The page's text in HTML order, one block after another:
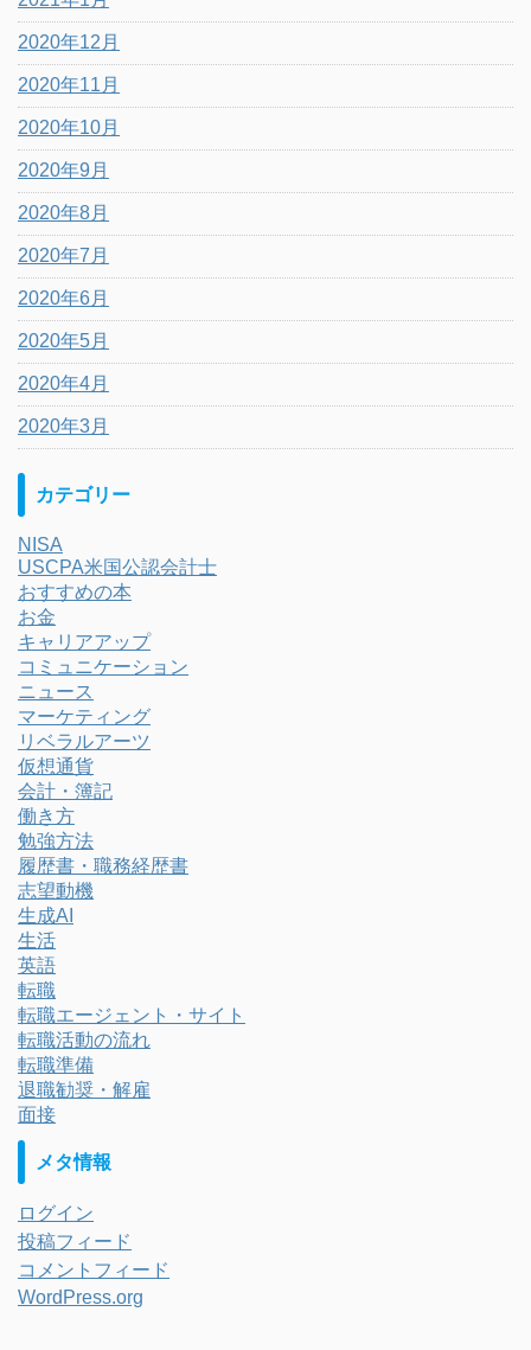
2020年12月
2020年11月
2020年10月
2020年9月
2020年8月
2020年7月
2020年6月
2020年5月
2020年4月
2020年3月
カテゴリー
NISA
USCPA米国公認会計士
おすすめの本
お金
キャリアアップ
コミュニケーション
ニュース
マーケティング
リベラルアーツ
仮想通貨
会計・簿記
働き方
勉強方法
履歴書・職務経歴書
志望動機
生成AI
生活
英語
転職
転職エージェント・サイト
転職活動の流れ
転職準備
退職勧奨・解雇
面接
メタ情報
ログイン
投稿フィード
コメントフィード
WordPress.org